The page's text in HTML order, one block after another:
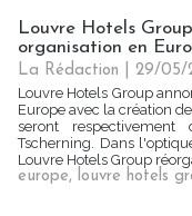
Louvre Hotels
organisation en
La Rédaction | 29/05/
Louvre Hotels Group
Europe avec la création
seront
Tscherning. Dans
Louvre Hotels Group
europe, louvre hotels